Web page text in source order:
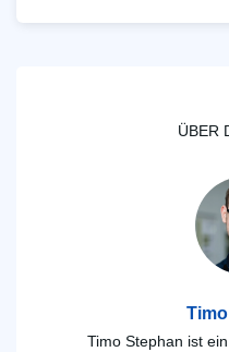
ÜBER
Timo Stephan ist